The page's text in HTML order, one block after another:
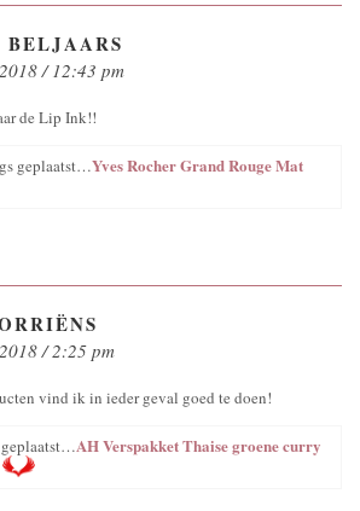
/ 12:43 pm
de Lip Ink!!
geplaatst…Yves Rocher Grand Rouge Mat
/ 2:25 pm
vind ik in ieder geval goed te doen!
geplaatst…AH Verspakket Thaise groene curry